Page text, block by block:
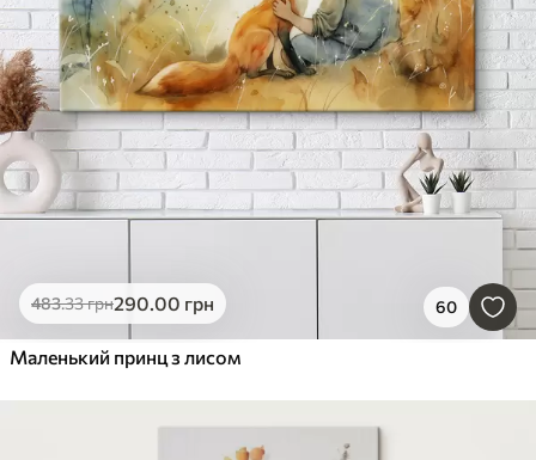
Очистити фільтр
483.33грн290.00 грн 60
Маленький принц з лисом